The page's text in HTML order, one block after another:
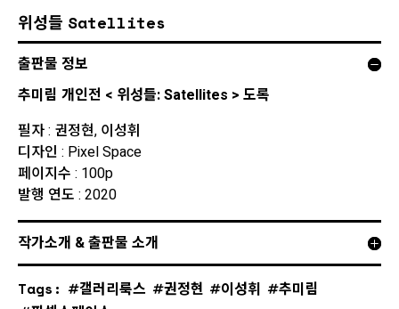
위성들 Satellites
출판물 정보
추미림 개인전 < 위성들: Satellites > 도록
필자 : 권정현, 이성휘
디자인 : Pixel Space
페이지수 : 100p
발행 연도 : 2020
작가소개 & 출판물 소개
Tags: 갤러리룩스 권정현 이성휘
추미림